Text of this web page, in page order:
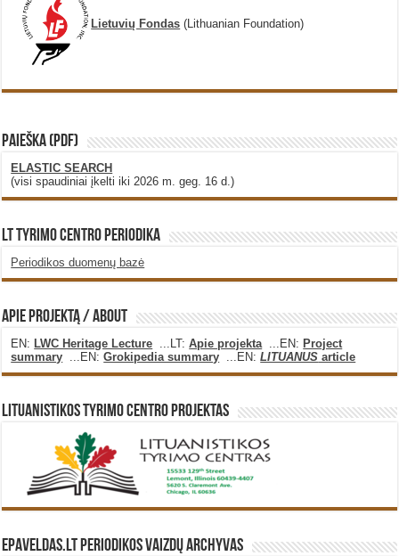
Lietuvių Fondas (Lithuanian Foundation)
PAIEŠKA (PDF)
ELASTIC SEARCH
(visi spaudiniai įkelti iki 2026 m. geg. 16 d.)
LT Tyrimo Centro Periodika
Periodikos duomenų bazė
Apie projektą / About
EN:LWC Heritage Lecture ...LT:Apie projekta ...EN:Project
summary ...EN:Grokipedia summary ...EN:LITUANUS article
Lituanistikos Tyrimo Centro Projektas
Epaveldas.LT periodikos vaizdų archyvas